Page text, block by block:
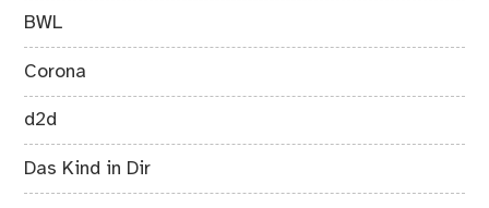
BWL
Corona
d2d
Das Kind in Dir